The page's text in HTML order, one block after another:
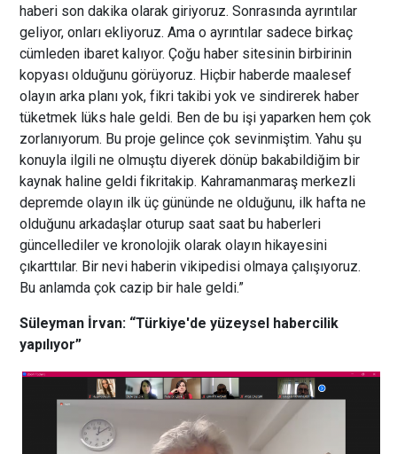
haberi son dakika olarak giriyoruz. Sonrasında ayrıntılar
geliyor, onları ekliyoruz. Ama o ayrıntılar sadece birkaç
cümleden ibaret kalıyor. Çoğu haber sitesinin birbirinin
kopyası olduğunu görüyoruz. Hiçbir haberde maalesef
olayın arka planı yok, fikri takibi yok ve sindirerek haber
tüketmek lüks hale geldi. Ben de bu işi yaparken hem çok
zorlanıyorum. Bu proje gelince çok sevinmiştim. Yahu şu
konuyla ilgili ne olmuştu diyerek dönüp bakabildiğim bir
kaynak haline geldi fikritakip. Kahramanmaraş merkezli
depremde olayın ilk üç gününde ne olduğunu, ilk hafta ne
olduğunu arkadaşlar oturup saat saat bu haberleri
güncellediler ve kronolojik olarak olayın hikayesini
çıkarttılar. Bir nevi haberin vikipedisi olmaya çalışıyoruz.
Bu anlamda çok cazip bir hale geldi.”
Süleyman İrvan: “Türkiye'de yüzeysel habercilik
yapılıyor”